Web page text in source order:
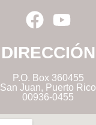
DIRECCIÓN
P.O. Box 360455
San Juan, Puerto Rico
00936-0455